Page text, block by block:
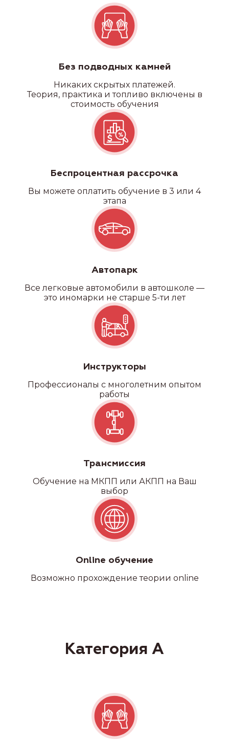
Без подводных камней
Никаких скрытых платежей.
Теория, практика и топливо включены в
стоимость обучения
Беспроцентная рассрочка
Вы можете оплатить обучение в 3 или 4
этапа
Автопарк
Все легковые автомобили в автошколе —
это иномарки не старше 5-ти лет
Инструкторы
Профессионалы с многолетним опытом
работы
Трансмиссия
Обучение на МКПП или АКПП на Ваш
выбор
Online обучение
Возможно прохождение теории online
Категория С